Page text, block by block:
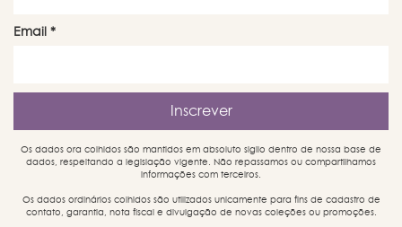
Email *
Os dados ora colhidos são mantidos em absoluto sigilo dentro de nossa base de
dados, respeitando a legislação vigente. Não repassamos ou compartilhamos
informações com terceiros.
Os dados ordinários colhidos são utilizados unicamente para fins de cadastro de
contato, garantia, nota fiscal e divulgação de novas coleções ou promoções.